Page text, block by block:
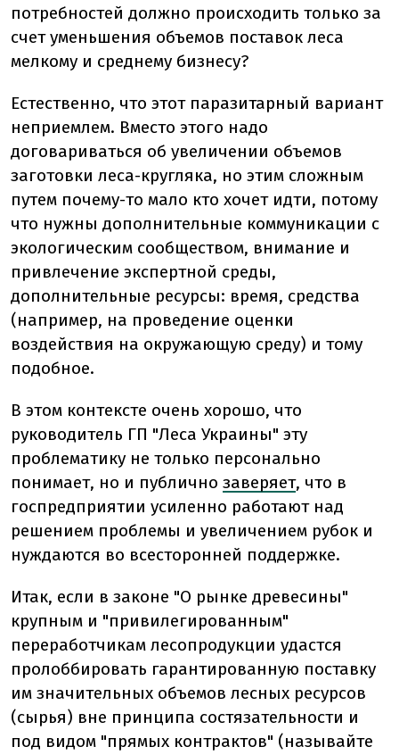
потребностей должно происходить только за
счет уменьшения объемов поставок леса
мелкому и среднему бизнесу?
Естественно, что этот паразитарный вариант
неприемлем. Вместо этого надо
договариваться об увеличении объемов
заготовки леса-кругляка, но этим сложным
путем почему-то мало кто хочет идти, потому
что нужны дополнительные коммуникации с
экологическим сообществом, внимание и
привлечение экспертной среды,
дополнительные ресурсы: время, средства
(например, на проведение оценки
воздействия на окружающую среду) и тому
подобное.
В этом контексте очень хорошо, что
руководитель ГП "Леса Украины" эту
проблематику не только персонально
понимает, но и публично заверяет, что в
госпредприятии усиленно работают над
решением проблемы и увеличением рубок и
нуждаются во всесторонней поддержке.
Итак, если в законе "О рынке древесины"
крупным и "привилегированным"
переработчикам лесопродукции удастся
пролоббировать гарантированную поставку
им значительных объемов лесных ресурсов
(сырья) вне принципа состязательности и
под видом "прямых контрактов" (называйте